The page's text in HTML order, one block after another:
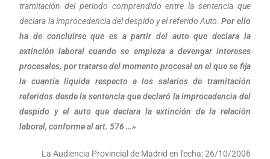
tramitación del periodo comprendido entre la sentencia que
declara la improcedencia del despido y el referido Auto.Por ello
ha de concluirse que es a partir del auto que declara la
extinción laboral cuando se empieza a devengar intereses
procesales, por tratarse del momento procesal en el que se fija
la cuantía líquida respecto a los salarios de tramitación
referidos desde la sentencia que declaró la improcedencia del
despido y el auto que declara la extinción de la relación
laboral, conforme al art. 576 …»
La Audiencia Provincial de Madrid en fecha: 26/10/2006